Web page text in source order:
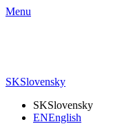
Menu
SKSlovensky
SKSlovensky
ENEnglish